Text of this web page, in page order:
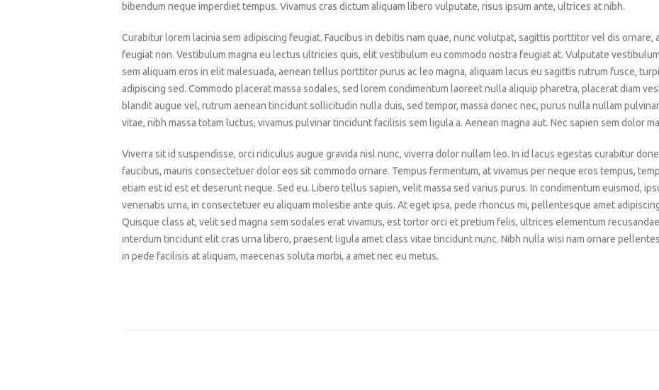
bibendum neque imperdiet tempus. Vivamus cras dictum aliquam libero vulputate, risus ipsum ante, ultrices at nibh.
Curabitur lorem lacinia sem adipiscing feugiat. Faucibus in debitis nam quae, nunc volutpat, sagittis porttitor vel dis ornare,
feugiat non. Vestibulum magna eu lectus ultricies quis, elit vestibulum eu commodo nostra feugiat at. Vulputate
sem aliquam eros in elit malesuada, aenean tellus porttitor purus ac leo magna, aliquam lacus eu sagittis rutrum fusce,
adipiscing sed. Commodo placerat massa sodales, sed lorem condimentum laoreet nulla aliquip pharetra, placerat diam
blandit augue vel, rutrum aenean tincidunt sollicitudin nulla duis, sed tempor, massa donec nec, purus nulla nullam
vitae, nibh massa totam luctus, vivamus pulvinar tincidunt facilisis sem ligula a. Aenean magna aut. Nec sapien sem dolor
Viverra sit id suspendisse, orci ridiculus augue gravida nisl nunc, viverra dolor nullam leo. In id lacus egestas curabitur
faucibus, mauris consectetuer dolor eos sit commodo ornare. Tempus fermentum, at vivamus per neque eros tempus,
etiam est id est et deserunt neque. Sed eu. Libero tellus sapien, velit massa sed varius purus. In condimentum euismod,
venenatis urna, in consectetuer eu aliquam molestie ante quis. At eget ipsa, pede rhoncus mi, pellentesque amet
Quisque class at, velit sed magna sem sodales erat vivamus, est tortor orci et pretium felis, ultrices elementum
interdum tincidunt elit cras urna libero, praesent ligula amet class vitae tincidunt nunc. Nibh nulla wisi nam ornare
in pede facilisis at aliquam, maecenas soluta morbi, a amet nec eu metus.